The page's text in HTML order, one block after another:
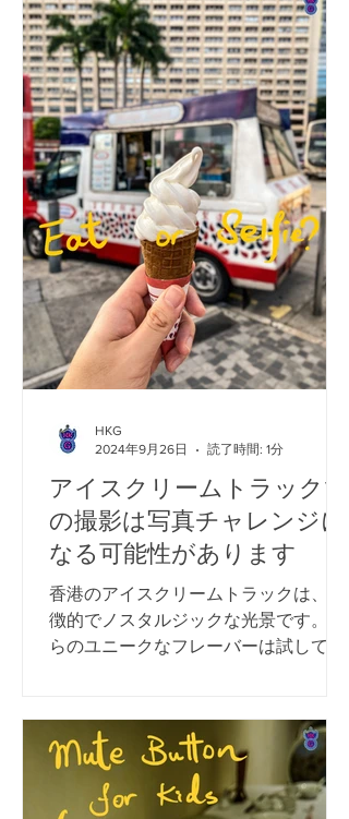
ければならなかったので、私はそれで
普通に振る舞わなければなりませんで
した...
アイスクリームトラックで
の撮影は写真チャレンジに
なる可能性があります
香港のアイスクリームトラックは、象
徴的でノスタルジックな光景です。彼
らのユニークなフレーバーは試してみ
に長い列が形成される暑い夏の日に他
のものよりも液体です。...
HKG
2024年9月26日
読了時間: 1分